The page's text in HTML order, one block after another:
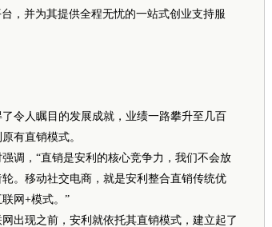
，并为其提供全程无忧的一站式创业支持服
人瞩目的发展成就，业绩一路攀升至几百
有直销模式。
，“直销是安利的核心竞争力，我们不会放
。移动社交电商，就是安利整合直销传统优
网+模式。”
现之前，安利就依托其直销模式，建立起了